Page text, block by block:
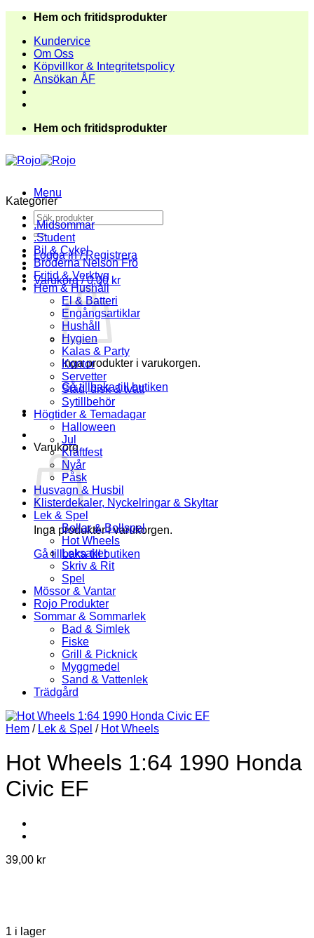
Skip
content
Hem och fritidsprodukter
Kundervice
Om Oss
Köpvillkor & Integritetspolicy
Ansökan ÅF
Hem och fritidsprodukter
Menu
Sök
efter:
Logga in / Registrera
Varukorg /0,00 kr
Inga produkter i varukorgen.
Gå tillbaka till butiken
Varukorg
Inga produkter i varukorgen.
Gå tillbaka till butiken
Kategorier
.Midsommar
.Student
Bil & Cykel
Bröderna Nelson Frö
Fritid & Verktyg
Hem & Hushåll
El & Batteri
Engångsartiklar
Hushåll
Hygien
Kalas & Party
Kontor
Servetter
Städ, disk & tvätt
Sytillbehör
Högtider & Temadagar
Halloween
Jul
Kräftfest
Nyår
Påsk
Husvagn & Husbil
Klisterdekaler, Nyckelringar & Skyltar
Lek & Spel
Bollar & Bollspel
Hot Wheels
Leksaker
Skriv & Rit
Spel
Mössor & Vantar
Rojo Produkter
Sommar & Sommarlek
Bad & Simlek
Fiske
Grill & Picknick
Myggmedel
Sand & Vattenlek
Trädgård
Hem / Lek & Spel / Hot Wheels
Hot Wheels 1:64 1990 Honda
Civic EF
39,00 kr
1 i lager